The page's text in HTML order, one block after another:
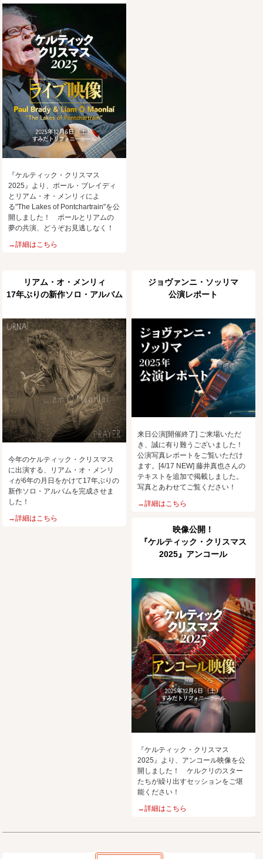
『ケルティック・クリスマス
2025』より、ポール・ブレイディ
とリアム・オ・メンリィによ
る"The Lakes of Pontchartrain"を公
開しました！ ポールとリアムの
夢の共演、どうぞお見逃しなく！
→詳細はこちら
リアム・オ・メンリィ
17年ぶりの新作ソロ・アルバム
今年のケルティック・クリスマス
に出演する、リアム・オ・メンリ
ィが6年の月日をかけて17年ぶりの
新作ソロ・アルバムを完成させま
した！
→詳細はこちら
ジョヴァンニ・ソッリマ
公演レポート
来日公演[開催終了] ご来場いただ
き、誠に有り難うございました！
公演写真レポートをご覧いただけ
ます。[4/17 NEW] 藤井真也さんの
テキストを追加で掲載しました。
写真とあわせてご覧ください！
→詳細はこちら
映像公開！
『ケルティック・クリスマス
2025』アンコール
『ケルティック・クリスマス
2025』より、アンコール映像を公
開しました！ ケルクリのスター
たちが繰り出すセッションをご堪
能ください！
→詳細はこちら